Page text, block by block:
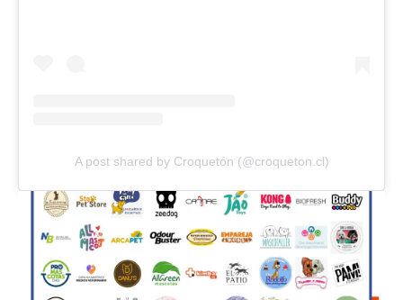
A post shared by Croquetón (@croqueton.cl)